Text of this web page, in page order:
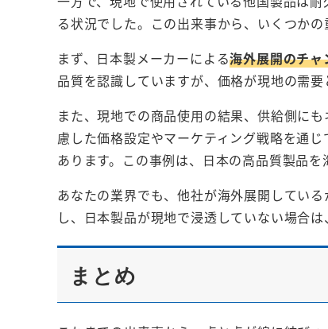
る状況でした。この出来事から、いくつかの
まず、日本製メーカーによる海外展開のチ
品質を認識していますが、価格が現地の需要
また、現地での商品使用の結果、供給側に
慮した価格設定やマーケティング戦略を通
あります。この事例は、日本の高品質製品
あなたの業界でも、他社が海外展開してい
し、日本製品が現地で浸透していない場合
まとめ